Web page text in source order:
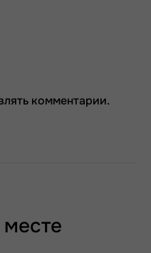
комментарии.